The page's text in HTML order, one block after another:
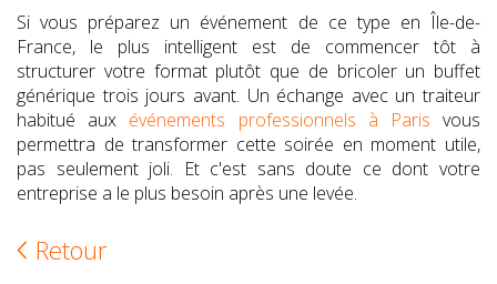
Si vous préparez un événement de ce type en Île-de-
France, le plus intelligent est de commencer tôt à
structurer votre format plutôt que de bricoler un buffet
générique trois jours avant. Un échange avec un traiteur
habitué aux événements professionnels à Paris vous
permettra de transformer cette soirée en moment utile,
pas seulement joli. Et c'est sans doute ce dont votre
entreprise a le plus besoin après une levée.
Retour